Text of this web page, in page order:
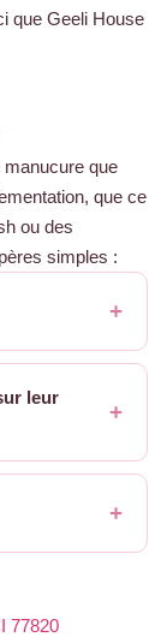
que Geeli House
que
que ce
ou des
simples :
leur
77820